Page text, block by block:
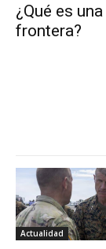
¿Qué es una
frontera?
Actualidad